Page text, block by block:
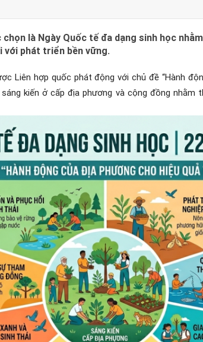
là Ngày Quốc tế đa dạng sinh học
với phát triển bền vững.
Liên hợp quốc phát động với chủ đề “Hành
kiến ở cấp địa phương và cộng đồng